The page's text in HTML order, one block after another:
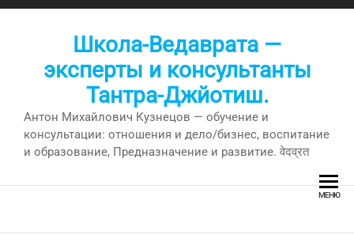
Перейти
Школа-Ведаврата —
эксперты и консультанты
Тантра-Джйотиш.
Антон Михайлович Кузнецов — обучение и
консультации: отношения и дело/бизнес, воспитание
и образование, Предназначение и развитие. वेदव्रत
МЕНЮ